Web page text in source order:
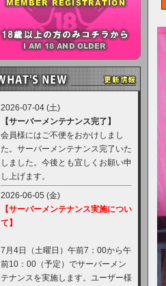
2026-07-04 (土)
【サーバーメンテナンス完了】
会員様にはご不便をおかけしまし
た。サーバーメンテナンス完了いた
しました。今後とも宜しくお願い申
し上げます。
2026-06-05 (金)
【サーバーメンテナンス実施につい
て】
7月4日（土曜日）午前7：00から午
前10：00（予定）でサーバーメン
テナンスを実施します。ユーザー様